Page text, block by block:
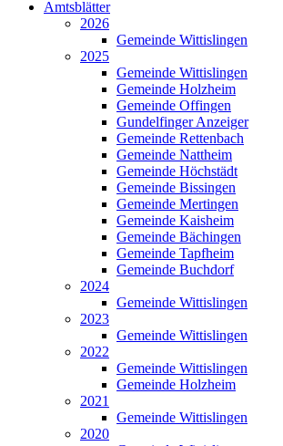
Amtsblätter
2026
Gemeinde Wittislingen
2025
Gemeinde Wittislingen
Gemeinde Holzheim
Gemeinde Offingen
Gundelfinger Anzeiger
Gemeinde Rettenbach
Gemeinde Nattheim
Gemeinde Höchstädt
Gemeinde Bissingen
Gemeinde Mertingen
Gemeinde Kaisheim
Gemeinde Bächingen
Gemeinde Tapfheim
Gemeinde Buchdorf
2024
Gemeinde Wittislingen
2023
Gemeinde Wittislingen
2022
Gemeinde Wittislingen
Gemeinde Holzheim
2021
Gemeinde Wittislingen
2020